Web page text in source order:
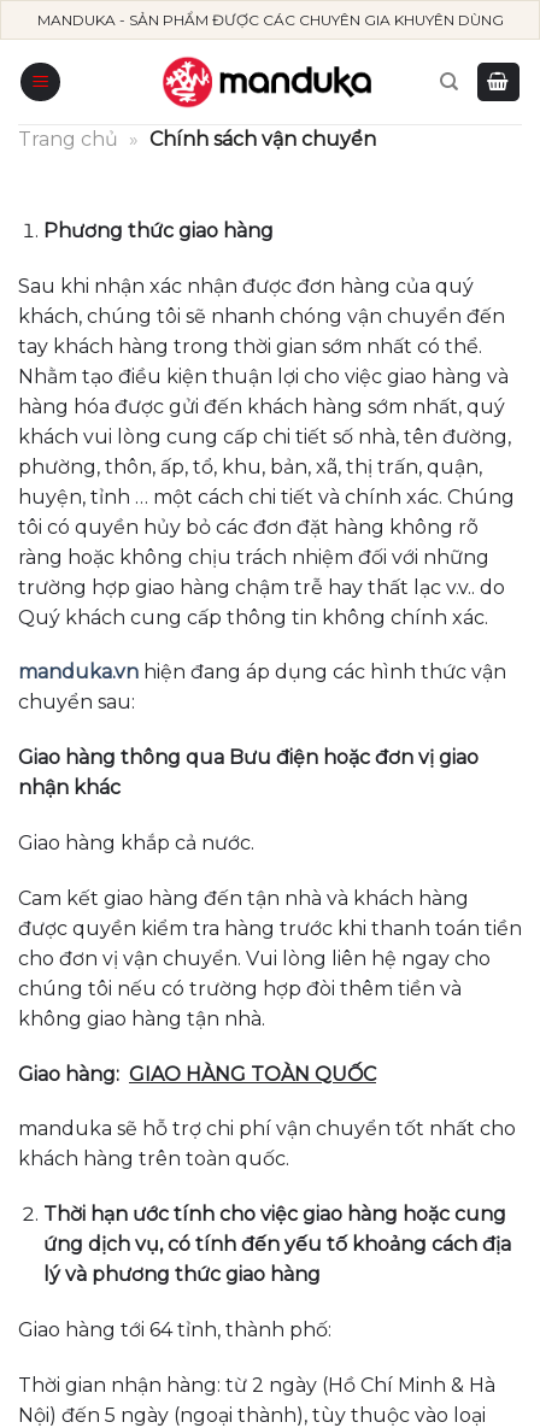
Skip
to
content
MANDUKA - SẢN PHẨM ĐƯỢC CÁC CHUYÊN GIA KHUYÊN DÙNG
Trang chủ » Chính sách vận chuyển
Phương thức giao hàng
Sau khi nhận xác nhận được đơn hàng của quý
khách, chúng tôi sẽ nhanh chóng vận chuyển đến
tay khách hàng trong thời gian sớm nhất có thể.
Nhằm tạo điều kiện thuận lợi cho việc giao hàng và
hàng hóa được gửi đến khách hàng sớm nhất, quý
khách vui lòng cung cấp chi tiết số nhà, tên đường,
phường, thôn, ấp, tổ, khu, bản, xã, thị trấn, quận,
huyện, tỉnh … một cách chi tiết và chính xác. Chúng
tôi có quyền hủy bỏ các đơn đặt hàng không rõ
ràng hoặc không chịu trách nhiệm đối với những
trường hợp giao hàng chậm trễ hay thất lạc v.v.. do
Quý khách cung cấp thông tin không chính xác.
manduka.vn hiện đang áp dụng các hình thức vận
chuyển sau:
Giao hàng thông qua Bưu điện hoặc đơn vị giao
nhận khác
Giao hàng khắp cả nước.
Cam kết giao hàng đến tận nhà và khách hàng
được quyền kiểm tra hàng trước khi thanh toán tiền
cho đơn vị vận chuyển. Vui lòng liên hệ ngay cho
chúng tôi nếu có trường hợp đòi thêm tiền và
không giao hàng tận nhà.
Giao hàng: GIAO HÀNG TOÀN QUỐC
manduka sẽ hỗ trợ chi phí vận chuyển tốt nhất cho
khách hàng trên toàn quốc.
Thời hạn ước tính cho việc giao hàng hoặc cung
ứng dịch vụ, có tính đến yếu tố khoảng cách địa
lý và phương thức giao hàng
Giao hàng tới 64 tỉnh, thành phố:
Thời gian nhận hàng: từ 2 ngày (Hồ Chí Minh & Hà
Nội) đến 5 ngày (ngoại thành), tùy thuộc vào loại